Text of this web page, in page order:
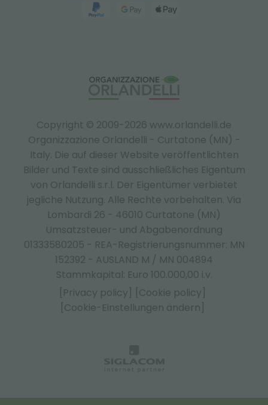
Copyright © 2009-2026 www.orlandelli.de
Organizzazione Orlandelli - Curtatone (MN) -
Italy. Die auf dieser Website veröffentlichten
Bilder und Texte sind ausschließliches Eigentum
von Orlandelli s.r.l. Der Eigentümer verbietet
jegliche Nutzung. Alle Rechte vorbehalten. Via
Lombardi 26 - 46010 Curtatone (MN)
Umsatzsteuer- und Abgabenordnung
01333580205 - REA-Registrierungsnummer: MN
152392 - AUSLAND M / MN 004894
Stammkapital: Euro 100.000,00 i.v.
[Privacy policy]
[Cookie policy]
[Cookie-Einstellungen ändern]